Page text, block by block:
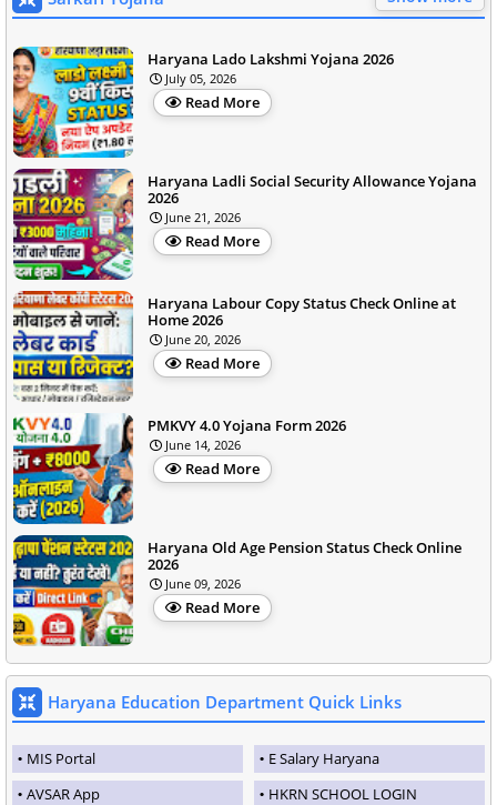
Haryana Lado Lakshmi Yojana 2026
July 05, 2026
Read More
Haryana Ladli Social Security Allowance Yojana
2026
June 21, 2026
Read More
Haryana Labour Copy Status Check Online at
Home 2026
June 20, 2026
Read More
PMKVY 4.0 Yojana Form 2026
June 14, 2026
Read More
Haryana Old Age Pension Status Check Online
2026
June 09, 2026
Read More
Haryana Education Department Quick Links
MIS Portal
E Salary Haryana
AVSAR App
HKRN SCHOOL LOGIN